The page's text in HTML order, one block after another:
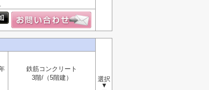
選択
▼
鉄筋コンクリート
3階/（5階建）